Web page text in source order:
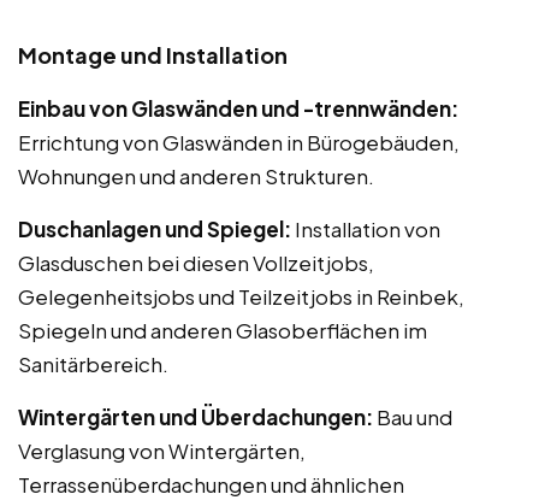
Montage und Installation
Einbau von Glaswänden und -trennwänden:
Errichtung von Glaswänden in Bürogebäuden,
Wohnungen und anderen Strukturen.
Duschanlagen und Spiegel: Installation von
Glasduschen bei diesen Vollzeitjobs,
Gelegenheitsjobs und Teilzeitjobs in Reinbek,
Spiegeln und anderen Glasoberflächen im
Sanitärbereich.
Wintergärten und Überdachungen: Bau und
Verglasung von Wintergärten,
Terrassenüberdachungen und ähnlichen